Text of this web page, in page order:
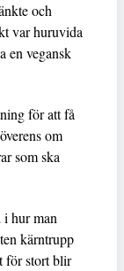
och
var huruvida
en vegansk
för att få
om
som ska
hur man
kärntrupp
för stort blir